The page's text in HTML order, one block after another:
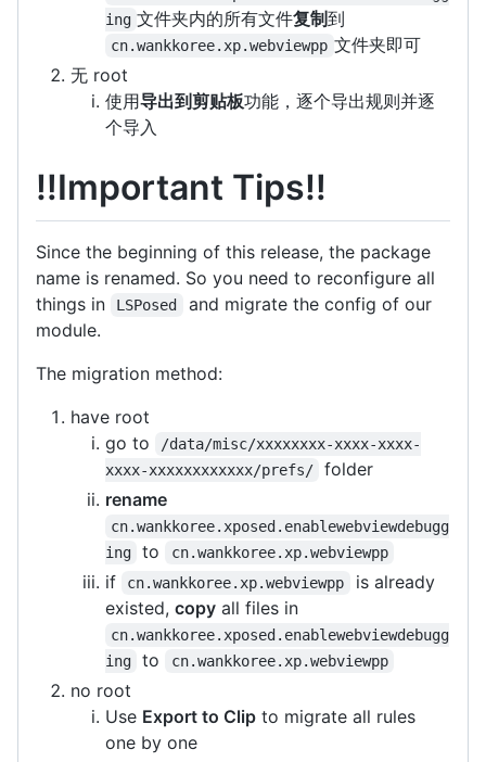
ing 文件夹内的所有文件复制到
cn.wankkoree.xp.webviewpp 文件夹即可
无 root
使用导出到剪贴板功能，逐个导出规则并逐
个导入
‼️Important Tips‼️
Since the beginning of this release, the package
name is renamed. So you need to reconfigure all
things in
LSPosed
and migrate the config of our
module.
The migration method:
have root
go to
/data/misc/xxxxxxxx-xxxx-xxxx-
xxxx-xxxxxxxxxxxx/prefs/
folder
rename
cn.wankkoree.xposed.enablewebviewdebugg
ing
to cn.wankkoree.xp.webviewpp
if cn.wankkoree.xp.webviewpp
is already
existed, copy all files in
cn.wankkoree.xposed.enablewebviewdebugg
ing
to cn.wankkoree.xp.webviewpp
no root
Use Export to Clip to migrate all rules
one by one